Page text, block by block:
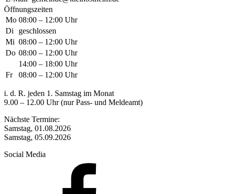
Öffnungszeiten
Mo 08:00 – 12:00 Uhr
Di
geschlossen
Mi 08:00 – 12:00 Uhr
Do 08:00 – 12:00 Uhr
14:00 – 18:00 Uhr
Fr
08:00 – 12:00 Uhr
i. d. R. jeden 1. Samstag im Monat
9.00 – 12.00 Uhr (nur Pass- und Meldeamt)
Nächste Termine:
Samstag, 01.08.2026
Samstag, 05.09.2026
Social Media